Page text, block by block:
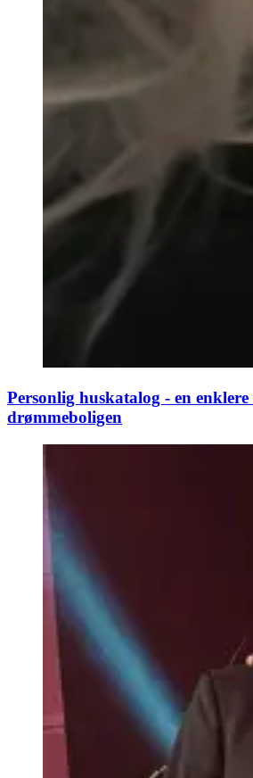
Personlig huskatalog - en
drømmeboligen